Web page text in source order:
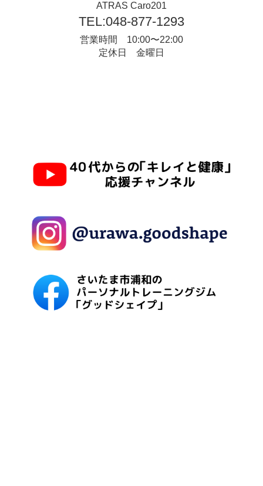
ATRAS Caro201
TEL:048-877-1293
営業時間 10:00〜22:00
定休日 金曜日